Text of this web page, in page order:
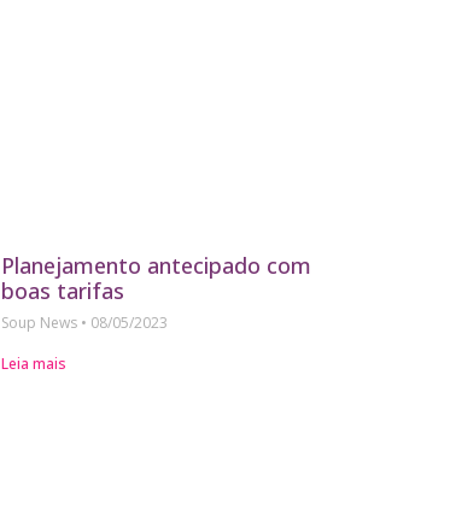
Planejamento antecipado com
boas tarifas
Soup News
08/05/2023
Leia mais